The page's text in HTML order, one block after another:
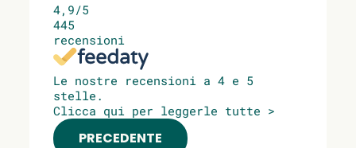
4,9/5
445
recensioni
Le nostre recensioni a 4 e 5
stelle.
Clicca qui per leggerle tutte >
PRECEDENTE